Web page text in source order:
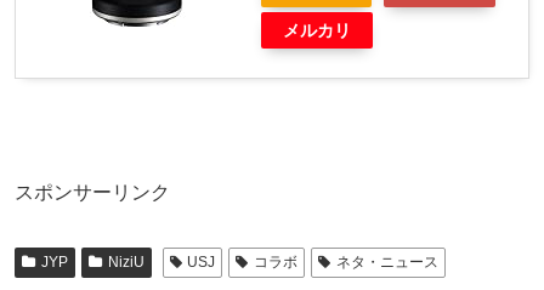
メルカリ
スポンサーリンク
JYP NiziU USJ コラボ ネタ・ニュース